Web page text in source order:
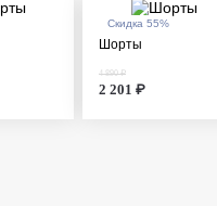
Скидка 55%
Шорты
4 890 ₽
2 201 ₽